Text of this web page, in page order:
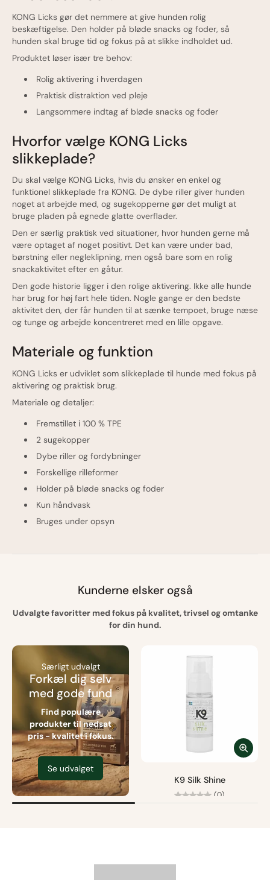
KONG Licks gør det nemmere at give hunden rolig
beskæftigelse. Den holder på bløde snacks og foder, så
hunden skal bruge tid og fokus på at slikke indholdet ud.
Produktet løser især tre behov:
Rolig aktivering i hverdagen
Praktisk distraktion ved pleje
Langsommere indtag af bløde snacks og foder
Hvorfor vælge KONG Licks
slikkeplade?
Du skal vælge KONG Licks, hvis du ønsker en enkel og
funktionel slikkeplade fra KONG. De dybe riller giver hunden
noget at arbejde med, og sugekopperne gør det muligt at
bruge pladen på egnede glatte overflader.
Den er særlig praktisk ved situationer, hvor hunden gerne må
være optaget af noget positivt. Det kan være under bad,
børstning eller negleklipning, men også bare som en rolig
snackaktivitet efter en gåtur.
Den gode historie ligger i den rolige aktivering. Ikke alle hunde
har brug for høj fart hele tiden. Nogle gange er den bedste
aktivitet den, der får hunden til at sænke tempoet, bruge næse
og tunge og arbejde koncentreret med en lille opgave.
Materiale og funktion
KONG Licks er udviklet som slikkeplade til hunde med fokus på
aktivering og praktisk brug.
Materiale og detaljer:
Fremstillet i 100 % TPE
2 sugekopper
Dybe riller og fordybninger
Forskellige rilleformer
Holder på bløde snacks og foder
Kun håndvask
Bruges under opsyn
Kunderne elsker også
Udvalgte favoritter med fokus på kvalitet, trivsel og omtanke
for din hund.
Særligt udvalgt
Forkæl dig selv
med gode fund
Find populære
produkter til nedsat
pris - kvalitet i fokus.
Se udvalget
K9 Silk Shine
(0)